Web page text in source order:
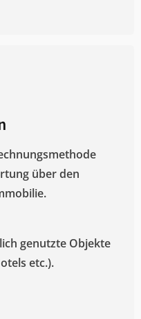
über den
genutzte Objekte
etc.).